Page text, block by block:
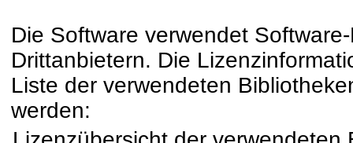
Die Software verwendet
Drittanbietern. Die
Liste der verwendeten
werden: